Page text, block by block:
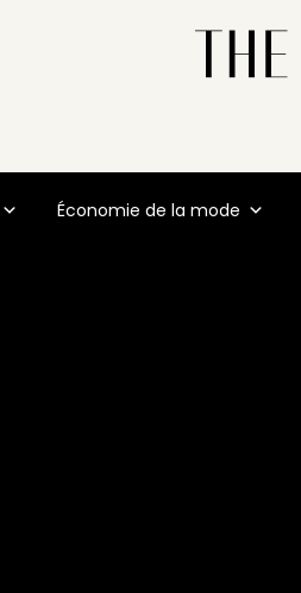
Économie de la mode